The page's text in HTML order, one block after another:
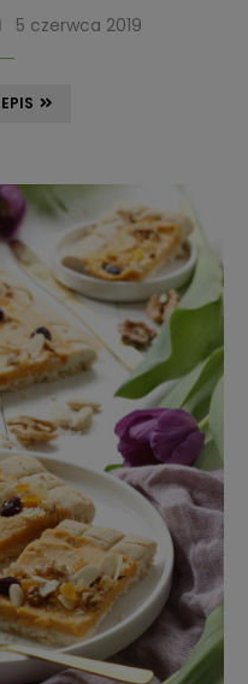
5 czerwca 2019